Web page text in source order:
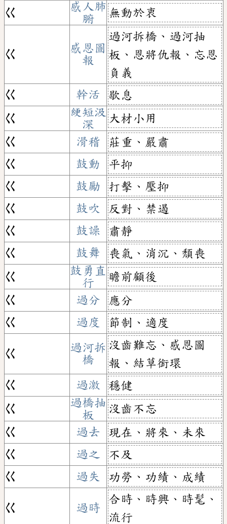
ㄍ
感人肺
腑
無動於衷
ㄍ
感恩圖
報
過河拆橋、過河抽
板、恩將仇報、忘恩
負義
ㄍ
幹活
歇息
ㄍ
綆短汲
深
大材小用
ㄍ
滑稽
莊重、嚴肅
ㄍ
鼓動
平抑
ㄍ
鼓勵
打擊、壓抑
ㄍ
鼓吹
反對、禁遏
ㄍ
鼓譟
肅靜
ㄍ
鼓舞
喪氣、消沉、頹喪
ㄍ
鼓勇直
行
瞻前顧後
ㄍ
過分
應分
ㄍ
過度 節制、適度
ㄍ
過河拆
橋
沒齒難忘、感恩圖
報、結草銜環
ㄍ
過激
穩健
ㄍ
過橋抽
板
沒齒不忘
ㄍ
過去
現在、將來、未來
ㄍ
過之
不及
ㄍ
過失 功勞、功績、成績
ㄍ 過時
合時、時興、時髦、
流行